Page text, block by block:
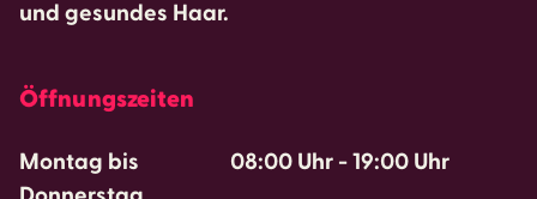
und gesundes Haar.
Öffnungszeiten
Montag bis
08:00 Uhr -19:00 Uhr